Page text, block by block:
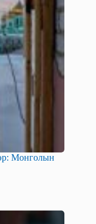
Монголын